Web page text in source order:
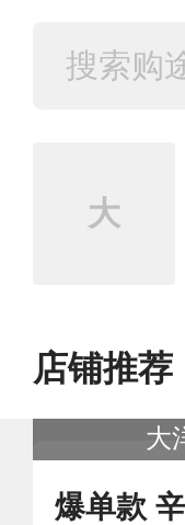
大
店铺推荐
大
爆单款